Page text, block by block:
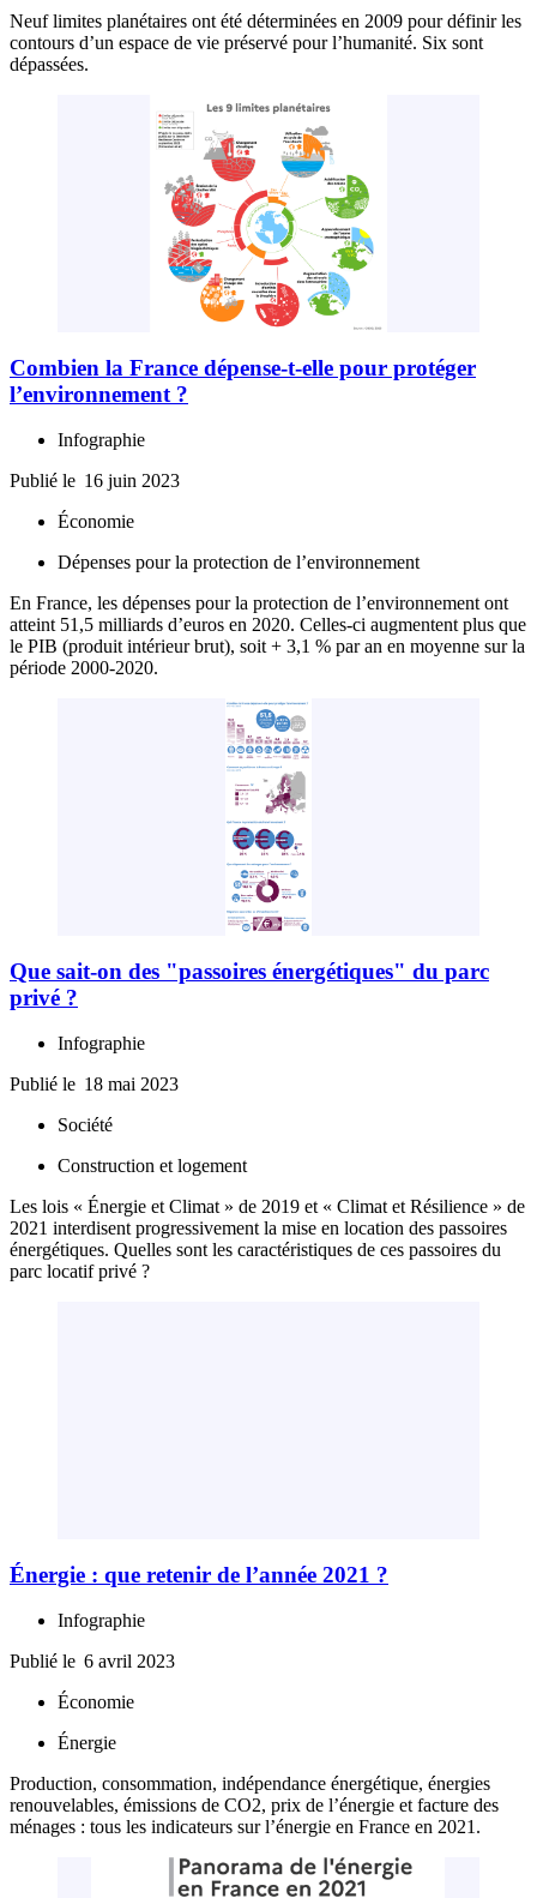
Neuf limites planétaires ont été déterminées en 2009 pour définir les
contours d’un espace de vie préservé pour l’humanité. Six sont
dépassées.
Combien la France dépense-t-elle pour protéger
l’environnement ?
Infographie
Publié le 16 juin 2023
Économie
Dépenses pour la protection de l’environnement
En France, les dépenses pour la protection de l’environnement ont
atteint 51,5 milliards d’euros en 2020. Celles-ci augmentent plus que
le PIB (produit intérieur brut), soit + 3,1 % par an en moyenne sur la
période 2000-2020.
Que sait-on des "passoires énergétiques" du parc
privé ?
Infographie
Publié le 18 mai 2023
Société
Construction et logement
Les lois « Énergie et Climat » de 2019 et « Climat et Résilience » de
2021 interdisent progressivement la mise en location des passoires
énergétiques. Quelles sont les caractéristiques de ces passoires du
parc locatif privé ?
Énergie : que retenir de l’année 2021 ?
Infographie
Publié le 6 avril 2023
Économie
Énergie
Production, consommation, indépendance énergétique, énergies
renouvelables, émissions de CO2, prix de l’énergie et facture des
ménages : tous les indicateurs sur l’énergie en France en 2021.